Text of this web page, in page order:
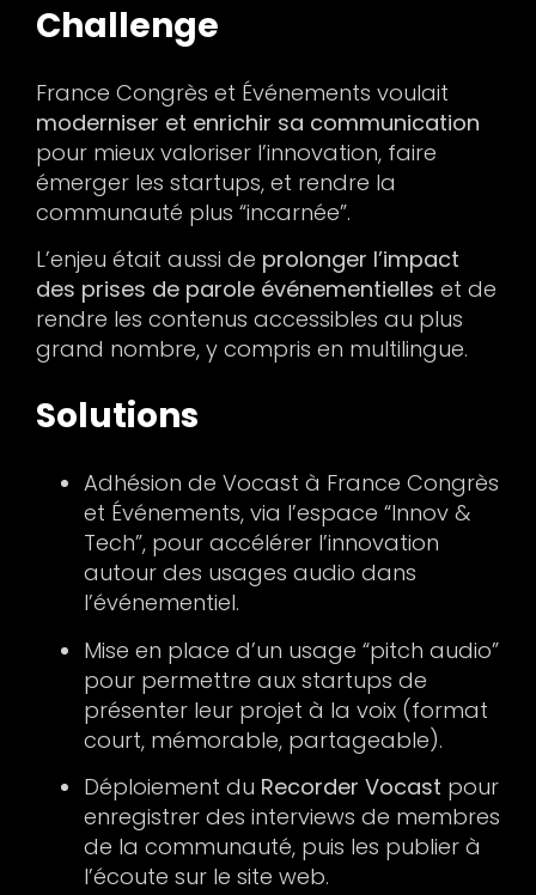
Challenge
France Congrès et Événements voulait
moderniser et enrichir sa communication
pour mieux valoriser l’innovation, faire
émerger les startups, et rendre la
communauté plus “incarnée”.
L’enjeu était aussi de prolonger l’impact
des prises de parole événementielles et de
rendre les contenus accessibles au plus
grand nombre, y compris en multilingue.
Solutions
Adhésion de Vocast à France Congrès
et Événements, via l’espace “Innov &
Tech”, pour accélérer l’innovation
autour des usages audio dans
l’événementiel.
Mise en place d’un usage “pitch audio”
pour permettre aux startups de
présenter leur projet à la voix (format
court, mémorable, partageable).
Déploiement du Recorder Vocast pour
enregistrer des interviews de membres
de la communauté, puis les publier à
l’écoute sur le site web.